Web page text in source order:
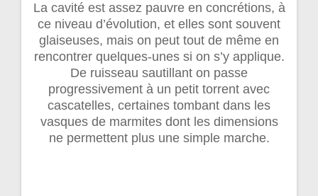
La cavité est assez pauvre en concrétions, à
ce niveau d’évolution, et elles sont souvent
glaiseuses, mais on peut tout de même en
rencontrer quelques-unes si on s’y applique.
De ruisseau sautillant on passe
progressivement à un petit torrent avec
cascatelles, certaines tombant dans les
vasques de marmites dont les dimensions
ne permettent plus une simple marche.